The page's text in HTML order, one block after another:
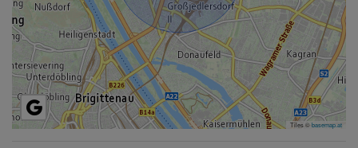
Tiles ©basemap.at